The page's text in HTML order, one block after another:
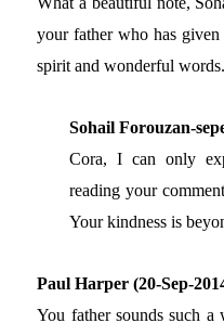
your father who has
spirit and wonderful
Sohail Forouzan-
Cora, I can only
reading your
Your kindness is
Paul Harper (20-Sep-
You father sounds such